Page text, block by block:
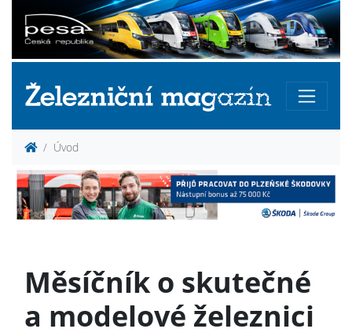
Úvod
Měsíčník o skutečné
a modelové železnici